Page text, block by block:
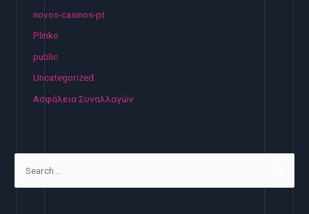
novos-casinos-pt
Plinko
public
Uncategorized
Ασφάλεια Συναλλαγών